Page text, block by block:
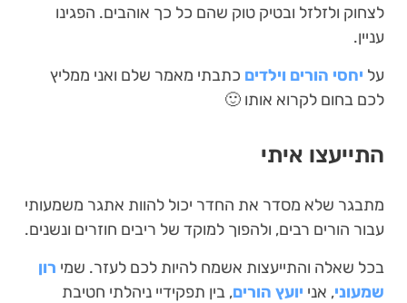
לצחוק ולזלזל ובטיק טוק שהם כל כך אוהבים. הפגינו
עניין.
על יחסי הורים וילדים כתבתי מאמר שלם ואני ממליץ
לכם בחום לקרוא אותו 🙂
התייעצו איתי
מתבגר שלא מסדר את החדר יכול להוות אתגר משמעותי
עבור הורים רבים, ולהפוך למוקד של ריבים חוזרים ונשנים.
בכל שאלה והתייעצות אשמח להיות לכם לעזר. שמי רון
שמעוני, אני יועץ הורים, בין תפקידיי ניהלתי חטיבת